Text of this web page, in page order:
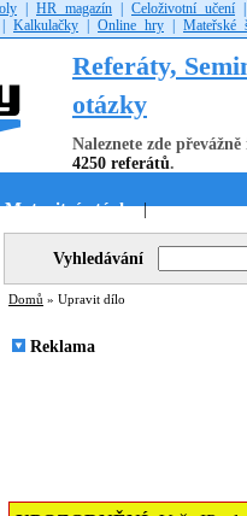
HR magazín Celoživotní učení
Kalkulačky Online hry Mateřské
Referáty,
otázky
Naleznete zde
4250 referátů.
Maturitní otázky|
Vyhledávání
Domů » Upravit dílo
Reklama